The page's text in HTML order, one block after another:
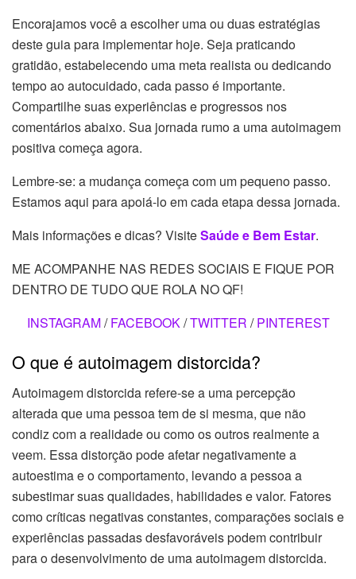
Encorajamos você a escolher uma ou duas estratégias
deste guia para implementar hoje. Seja praticando
gratidão, estabelecendo uma meta realista ou dedicando
tempo ao autocuidado, cada passo é importante.
Compartilhe suas experiências e progressos nos
comentários abaixo. Sua jornada rumo a uma autoimagem
positiva começa agora.
Lembre-se: a mudança começa com um pequeno passo.
Estamos aqui para apoiá-lo em cada etapa dessa jornada.
Mais informações e dicas? VisiteSaúde e Bem Estar.
ME ACOMPANHE NAS REDES SOCIAIS E FIQUE POR
DENTRO DE TUDO QUE ROLA NO QF!
INSTAGRAM/FACEBOOK/TWITTER /PINTEREST
O que é autoimagem distorcida?
Autoimagem distorcida refere-se a uma percepção
alterada que uma pessoa tem de si mesma, que não
condiz com a realidade ou como os outros realmente a
veem. Essa distorção pode afetar negativamente a
autoestima e o comportamento, levando a pessoa a
subestimar suas qualidades, habilidades e valor. Fatores
como críticas negativas constantes, comparações sociais e
experiências passadas desfavoráveis podem contribuir
para o desenvolvimento de uma autoimagem distorcida.